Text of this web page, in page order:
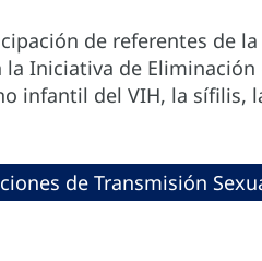
de referentes de
Iniciativa de Eliminación
infantil del VIH, la sífilis,
de Transmisión